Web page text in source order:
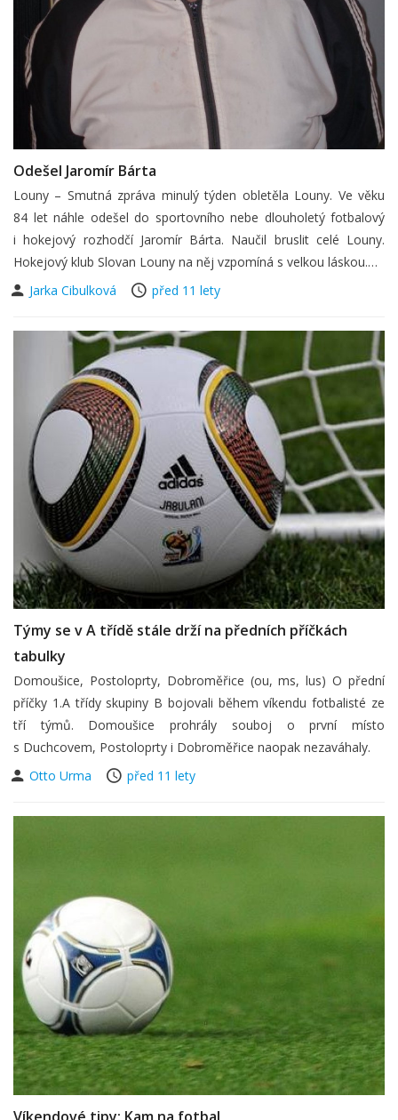
Odešel Jaromír Bárta
Louny – Smutná zpráva minulý týden obletěla Louny. Ve věku
84 let náhle odešel do sportovního nebe dlouholetý fotbalový
i hokejový rozhodčí Jaromír Bárta. Naučil bruslit celé Louny.
Hokejový klub Slovan Louny na něj vzpomíná s velkou láskou.…
Jarka Cibulková
před 11 lety
Týmy se v A třídě stále drží na předních příčkách
tabulky
Domoušice, Postoloprty, Dobroměřice (ou, ms, lus) O přední
příčky 1.A třídy skupiny B bojovali během víkendu fotbalisté ze
tří týmů. Domoušice prohrály souboj o první místo
s Duchcovem, Postoloprty i Dobroměřice naopak nezaváhaly.
Otto Urma
před 11 lety
Víkendové tipy: Kam na fotbal